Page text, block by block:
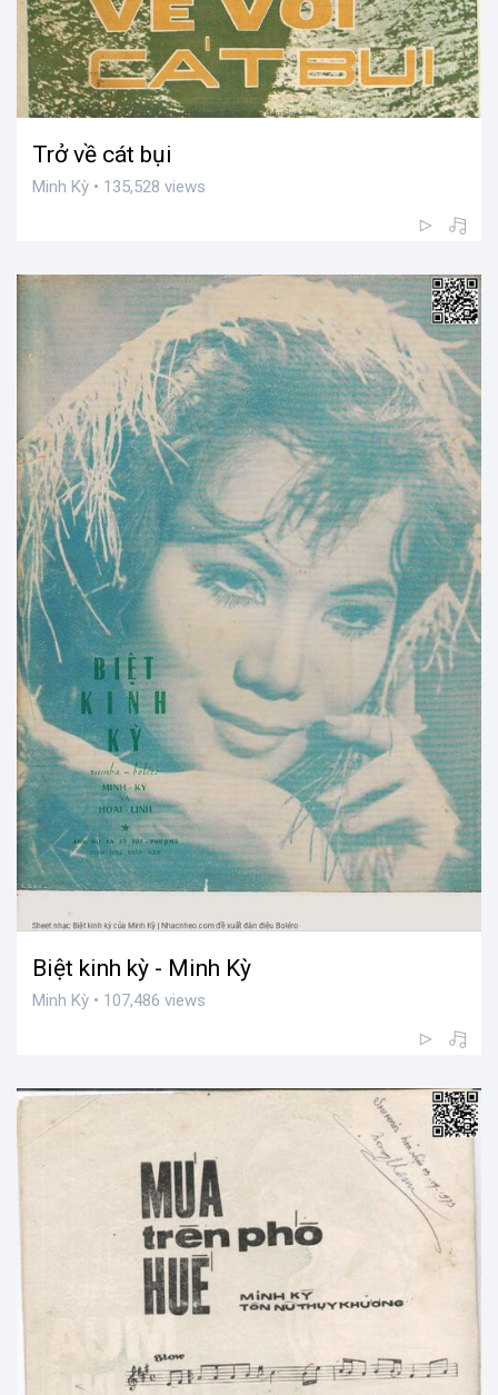
Trở về cát bụi
Minh Kỳ • 135,528 views
Biệt kinh kỳ - Minh Kỳ
Minh Kỳ • 107,486 views